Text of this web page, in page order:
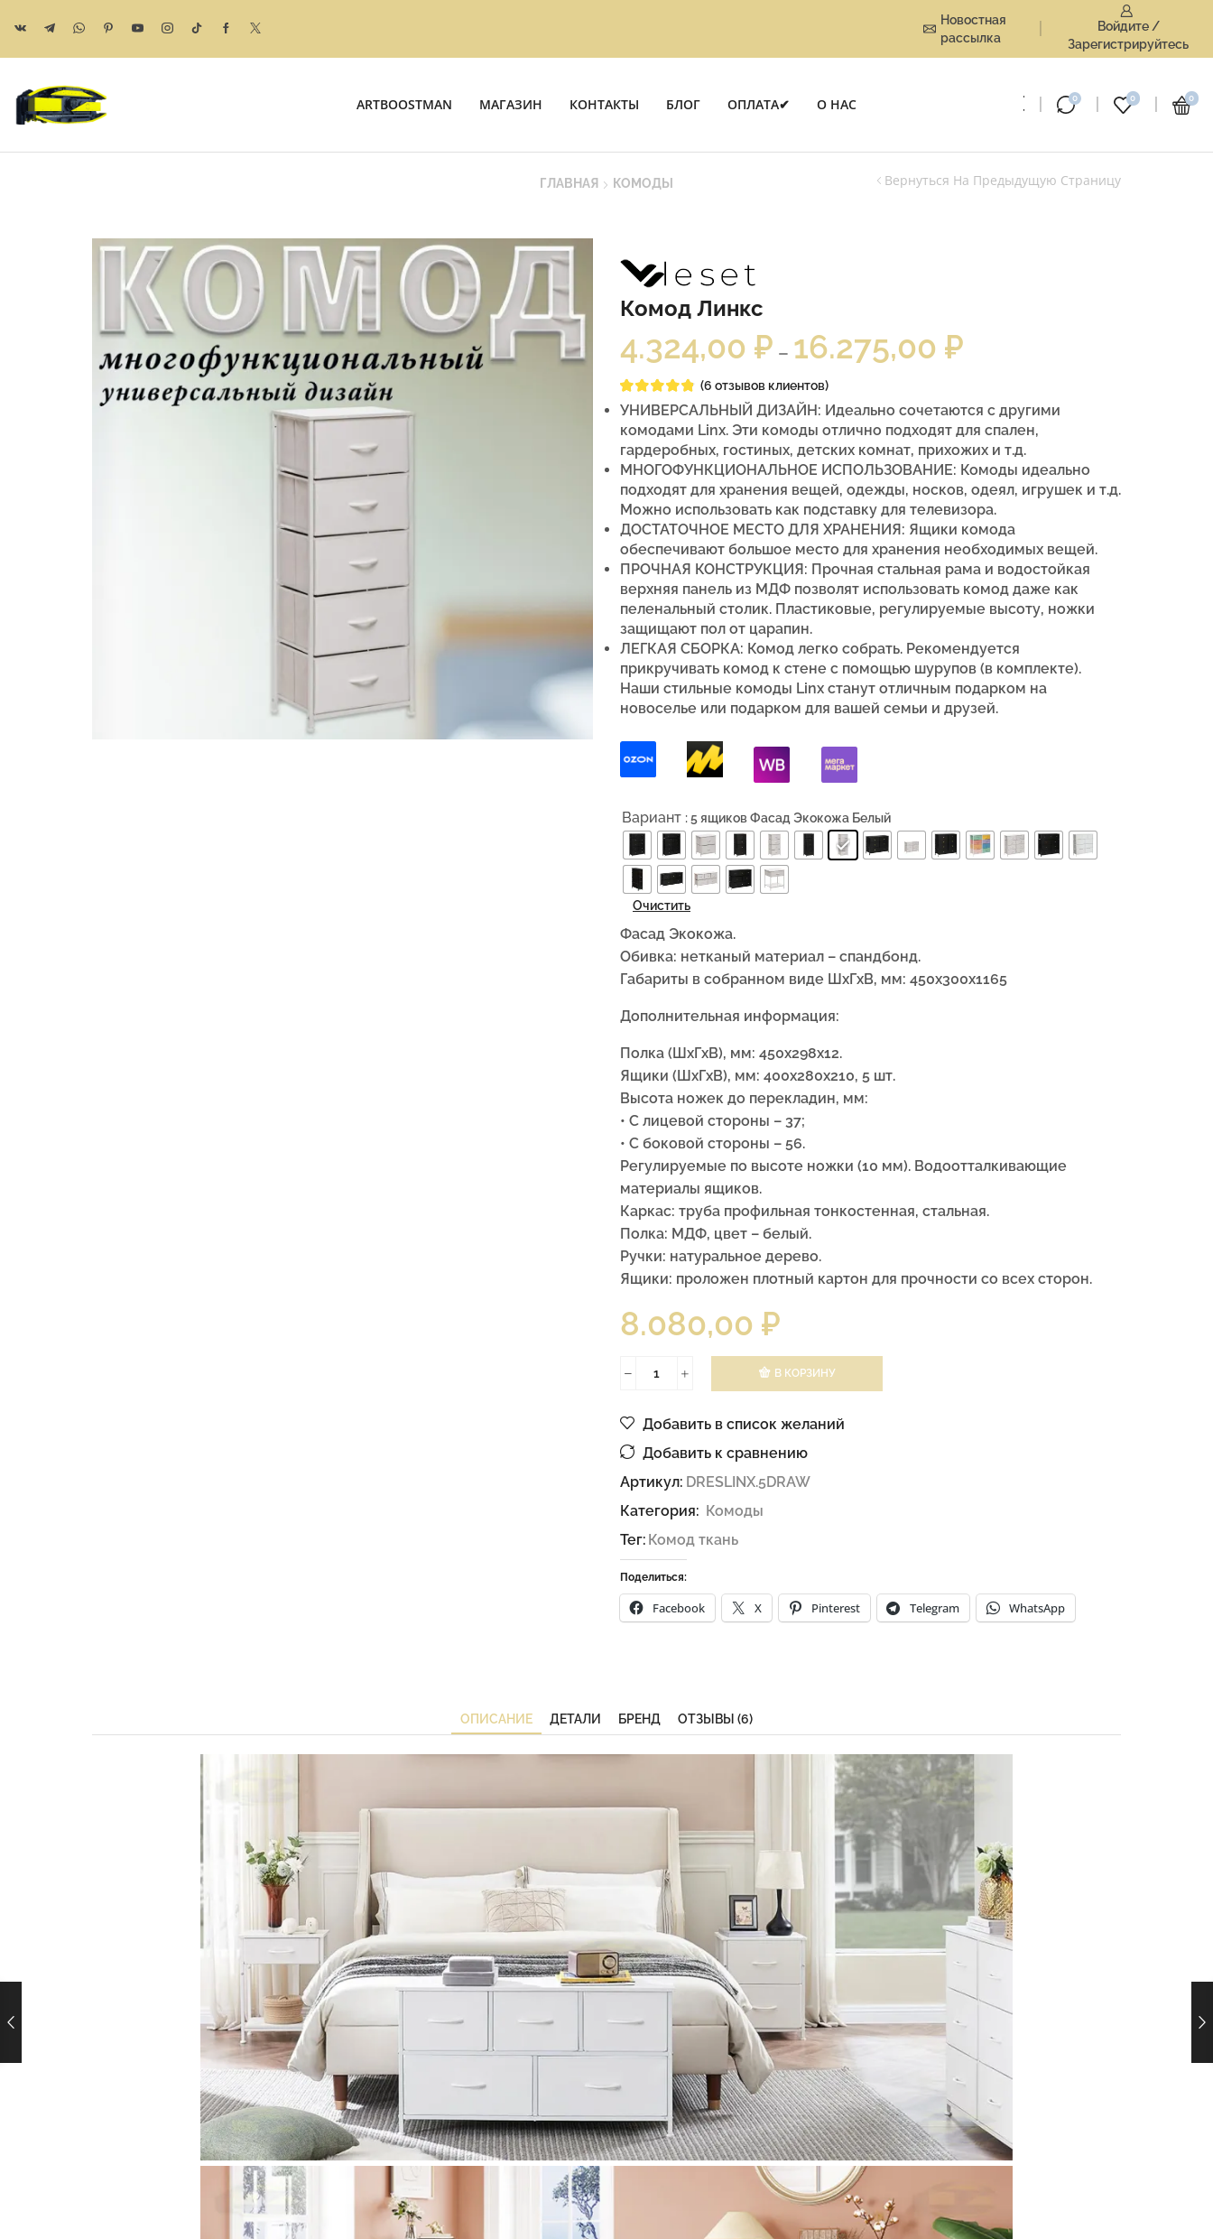
Новостная
рассылка
Войдите /
Зарегистрируйтесь
ARTBOOSTMAN МАГАЗИН КОНТАКТЫ БЛОГ ОПЛАТА✔ О НАС 0 0 0
ГЛАВНАЯ КОМОДЫ Вернуться На Предыдущую Страницу
Комод Линкс
4.324,00 ₽ – 16.275,00 ₽
(6 отзывов клиентов)
УНИВЕРСАЛЬНЫЙ ДИЗАЙН: Идеально сочетаются с другими
комодами Linx. Эти комоды отлично подходят для спален,
гардеробных, гостиных, детских комнат, прихожих и т.д.
МНОГОФУНКЦИОНАЛЬНОЕ ИСПОЛЬЗОВАНИЕ: Комоды идеально
подходят для хранения вещей, одежды, носков, одеял, игрушек и т.д.
Можно использовать как подставку для телевизора.
ДОСТАТОЧНОЕ МЕСТО ДЛЯ ХРАНЕНИЯ: Ящики комода
обеспечивают большое место для хранения необходимых вещей.
ПРОЧНАЯ КОНСТРУКЦИЯ: Прочная стальная рама и водостойкая
верхняя панель из МДФ позволят использовать комод даже как
пеленальный столик. Пластиковые, регулируемые высоту, ножки
защищают пол от царапин.
ЛЕГКАЯ СБОРКА: Комод легко собрать. Рекомендуется
прикручивать комод к стене с помощью шурупов (в комплекте).
Наши стильные комоды Linx станут отличным подарком на
новоселье или подарком для вашей семьи и друзей.
Вариант : 5 ящиков Фасад Экокожа Белый
Очистить
Фасад Экокожа.
Обивка: нетканый материал – спандбонд.
Габариты в собранном виде ШхГхВ, мм: 450х300х1165
Дополнительная информация:
Полка (ШxГxВ), мм: 450х298х12.
Ящики (ШxГxВ), мм: 400х280х210, 5 шт.
Высота ножек до перекладин, мм:
• С лицевой стороны – 37;
• С боковой стороны – 56.
Регулируемые по высоте ножки (10 мм). Водоотталкивающие
материалы ящиков.
Каркас: труба профильная тонкостенная, стальная.
Полка: МДФ, цвет – белый.
Ручки: натуральное дерево.
Ящики: проложен плотный картон для прочности со всех сторон.
8.080,00 ₽
В КОРЗИНУ
Добавить в список желаний
Добавить к сравнению
Артикул: DRESLINX.5DRAW
Категория: Комоды
Тег: Комод ткань
Поделиться:
Facebook X Pinterest Telegram WhatsApp
ОПИСАНИЕ ДЕТАЛИ БРЕНД ОТЗЫВЫ (6)